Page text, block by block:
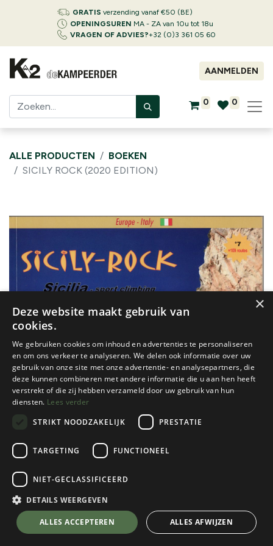
GRATIS verzending vanaf €50 (BE)
OPENINGSUREN MA - ZA van 10u tot 18u
VRAGEN OF ADVIES?+32 (0)3 361 05 60
AANMELDEN
0 0
ALLE PRODUCTEN
BOEKEN
SICILY ROCK (2020 EDITION)
Cordee
Sicily Rock (2020 Edition)
€49,95
💬 Stel je vraag over dit product via WhatsApp
×
Deze website maakt gebruik van
cookies.
We gebruiken cookies om inhoud en advertenties te personaliseren
en om ons verkeer te analyseren. We delen ook informatie over uw
gebruik van onze site met onze advertentie- en analysepartners, die
deze kunnen combineren met andere informatie die u aan hen heeft
verstrekt of die zij hebben verzameld door uw gebruik van hun
diensten. Lees verder
STRIKT NOODZAKELIJK
PRESTATIE
TARGETING FUNCTIONEEL
NIET-GECLASSIFICEERD
DETAILS WEERGEVEN
ALLES ACCEPTEREN ALLES AFWIJZEN